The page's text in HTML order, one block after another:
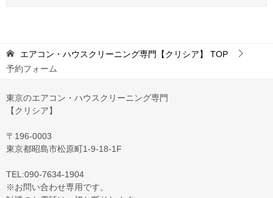
エアコン・ハウスクリーニング専門【クリシア】
TOP
予約フォーム
東京のエアコン・ハウスクリーニング専門
【クリシア】
〒196-0003
東京都昭島市松原町1-9‐18‐1F
TEL:090-7634-1904
※お問い合わせ専用です。